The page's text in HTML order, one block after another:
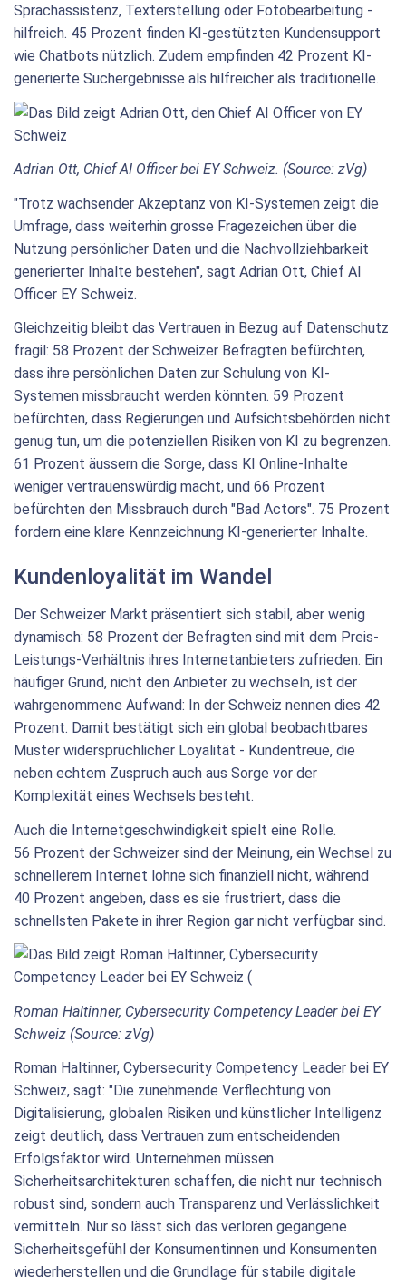
Sprachassistenz, Texterstellung oder Fotobearbeitung -
hilfreich. 45 Prozent finden KI-gestützten Kundensupport
wie Chatbots nützlich. Zudem empfinden 42 Prozent KI-
generierte Suchergebnisse als hilfreicher als traditionelle.
Adrian Ott, Chief AI Officer bei EY Schweiz. (Source: zVg)
"Trotz wachsender Akzeptanz von KI-Systemen zeigt die
Umfrage, dass weiterhin grosse Fragezeichen über die
Nutzung persönlicher Daten und die Nachvollziehbarkeit
generierter Inhalte bestehen", sagt Adrian Ott, Chief AI
Officer EY Schweiz.
Gleichzeitig bleibt das Vertrauen in Bezug auf Datenschutz
fragil: 58 Prozent der Schweizer Befragten befürchten,
dass ihre persönlichen Daten zur Schulung von KI-
Systemen missbraucht werden könnten. 59 Prozent
befürchten, dass Regierungen und Aufsichtsbehörden nicht
genug tun, um die potenziellen Risiken von KI zu begrenzen.
61 Prozent äussern die Sorge, dass KI Online-Inhalte
weniger vertrauenswürdig macht, und 66 Prozent
befürchten den Missbrauch durch "Bad Actors". 75 Prozent
fordern eine klare Kennzeichnung KI-generierter Inhalte.
Kundenloyalität im Wandel
Der Schweizer Markt präsentiert sich stabil, aber wenig
dynamisch: 58 Prozent der Befragten sind mit dem Preis-
Leistungs-Verhältnis ihres Internetanbieters zufrieden. Ein
häufiger Grund, nicht den Anbieter zu wechseln, ist der
wahrgenommene Aufwand: In der Schweiz nennen dies 42
Prozent. Damit bestätigt sich ein global beobachtbares
Muster widersprüchlicher Loyalität - Kundentreue, die
neben echtem Zuspruch auch aus Sorge vor der
Komplexität eines Wechsels besteht.
Auch die Internetgeschwindigkeit spielt eine Rolle.
56 Prozent der Schweizer sind der Meinung, ein Wechsel zu
schnellerem Internet lohne sich finanziell nicht, während
40 Prozent angeben, dass es sie frustriert, dass die
schnellsten Pakete in ihrer Region gar nicht verfügbar sind.
Roman Haltinner, Cybersecurity Competency Leader bei EY
Schweiz (Source: zVg)
Roman Haltinner, Cybersecurity Competency Leader bei EY
Schweiz, sagt: "Die zunehmende Verflechtung von
Digitalisierung, globalen Risiken und künstlicher Intelligenz
zeigt deutlich, dass Vertrauen zum entscheidenden
Erfolgsfaktor wird. Unternehmen müssen
Sicherheitsarchitekturen schaffen, die nicht nur technisch
robust sind, sondern auch Transparenz und Verlässlichkeit
vermitteln. Nur so lässt sich das verloren gegangene
Sicherheitsgefühl der Konsumentinnen und Konsumenten
wiederherstellen und die Grundlage für stabile digitale